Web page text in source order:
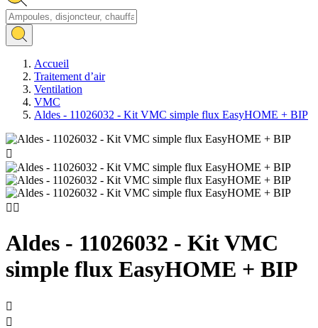
Accueil
Traitement d’air
Ventilation
VMC
Aldes - 11026032 - Kit VMC simple flux EasyHOME + BIP

 
Aldes - 11026032 - Kit VMC
simple flux EasyHOME + BIP

